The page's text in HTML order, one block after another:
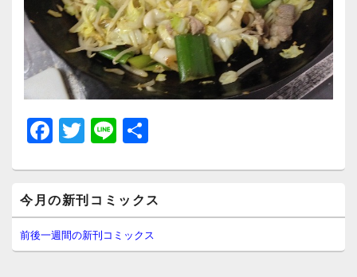
F
a
c
e
b
o
T
wi
tt
er
Li
n
e
イ
ン
サ
イ
今月の新刊コミックス
前後一週間の新刊コミックス